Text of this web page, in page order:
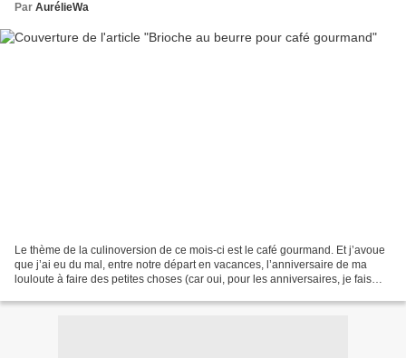
Par AurélieWa
Le thème de la culinoversion de ce mois-ci est le café gourmand. Et j’avoue
que j’ai eu du mal, entre notre départ en vacances, l’anniversaire de ma
louloute à faire des petites choses (car oui, pour les anniversaires, je fais